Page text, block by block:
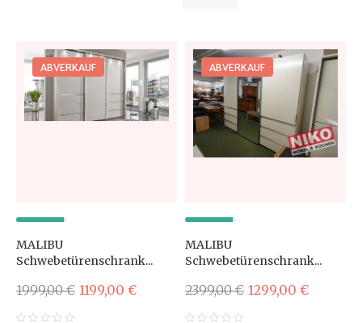
ABVERKAUF
MALIBU
Schwebetürenschrank...
1999,00 € 1199,00 €
ABVERKAUF
MALIBU
Schwebetürenschrank...
2399,00 € 1299,00 €